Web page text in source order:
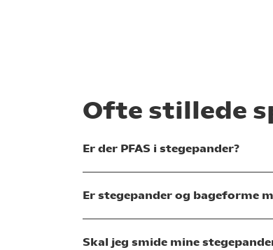
Ofte stillede
Er der PFAS i stegepander?
Er stegepander og bageforme
Skal jeg smide mine